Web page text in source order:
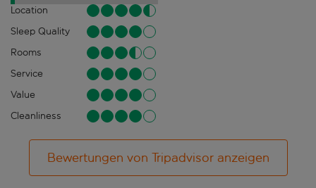
Location
Sleep Quality
Rooms
Service
Value
Cleanliness
Bewertungen von Tripadvisor anzeigen